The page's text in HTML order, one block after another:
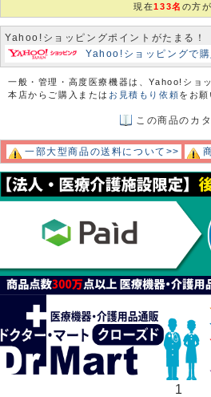
現在133名 の方
Yahoo!ショッピングポイントがたまる！
Yahoo!ショッピングで
一般・管理・高度医療機器は、Yahoo!ショ
本店からご購入または お見積もり依頼をお願
この商品のカ
一部大型商品の送料について>>
1